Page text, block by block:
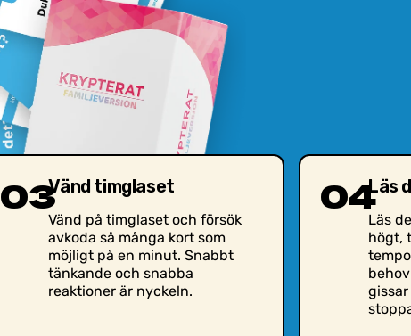
03Vänd timglaset
Vänd på timglaset och försök
avkoda så många kort som
möjligt på en minut. Snabbt
tänkande och snabba
reaktioner är nyckeln.
04Läs
Läs
högt,